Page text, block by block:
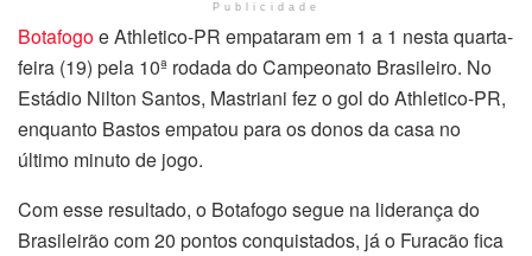
Publicidade
Botafogoe Athletico-PR empataram em 1 a 1 nesta quarta-
feira (19) pela 10ª rodada do Campeonato Brasileiro. No
Estádio Nilton Santos, Mastriani fez o gol do Athletico-PR,
enquanto Bastos empatou para os donos da casa no
último minuto de jogo.
Com esse resultado, o Botafogo segue na liderança do
Brasileirão com 20 pontos conquistados, já o Furacão fica